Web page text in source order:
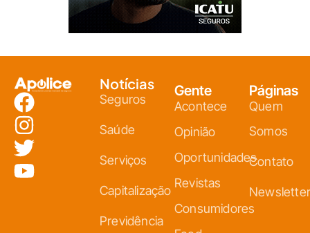
Notícias
Seguros
Saúde
Serviços
Capitalização
Previdência
Gente
Acontece
Opinião
Oportunidades
Revistas
Consumidores
Páginas
Quem
Somos
Contato
Newsletter